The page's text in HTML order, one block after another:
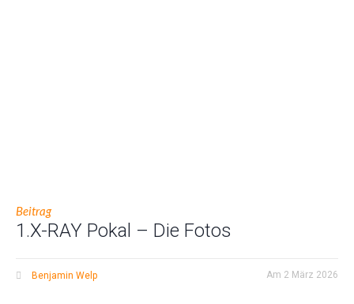
Beitrag
1.X-RAY Pokal – Die Fotos
Am 2 März 2026
Benjamin Welp